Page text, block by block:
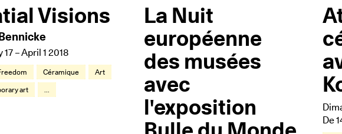
Visions
– April 1 2018
Céramique
Art
art
...
La Nuit
européenne
des musées
avec
l'exposition
De